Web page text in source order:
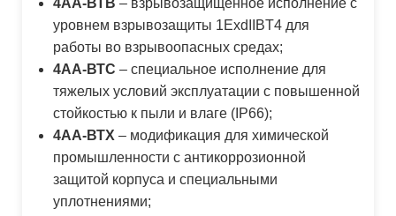
уровнем взрывозащиты 1ExdIIBT4 для
работы во взрывоопасных средах;
4АА-ВТС – специальное исполнение для
тяжелых условий эксплуатации с повышенной
стойкостью к пыли и влаге (IP66);
4АА-ВТХ – модификация для химической
промышленности с антикоррозионной
защитой корпуса и специальными
уплотнениями;